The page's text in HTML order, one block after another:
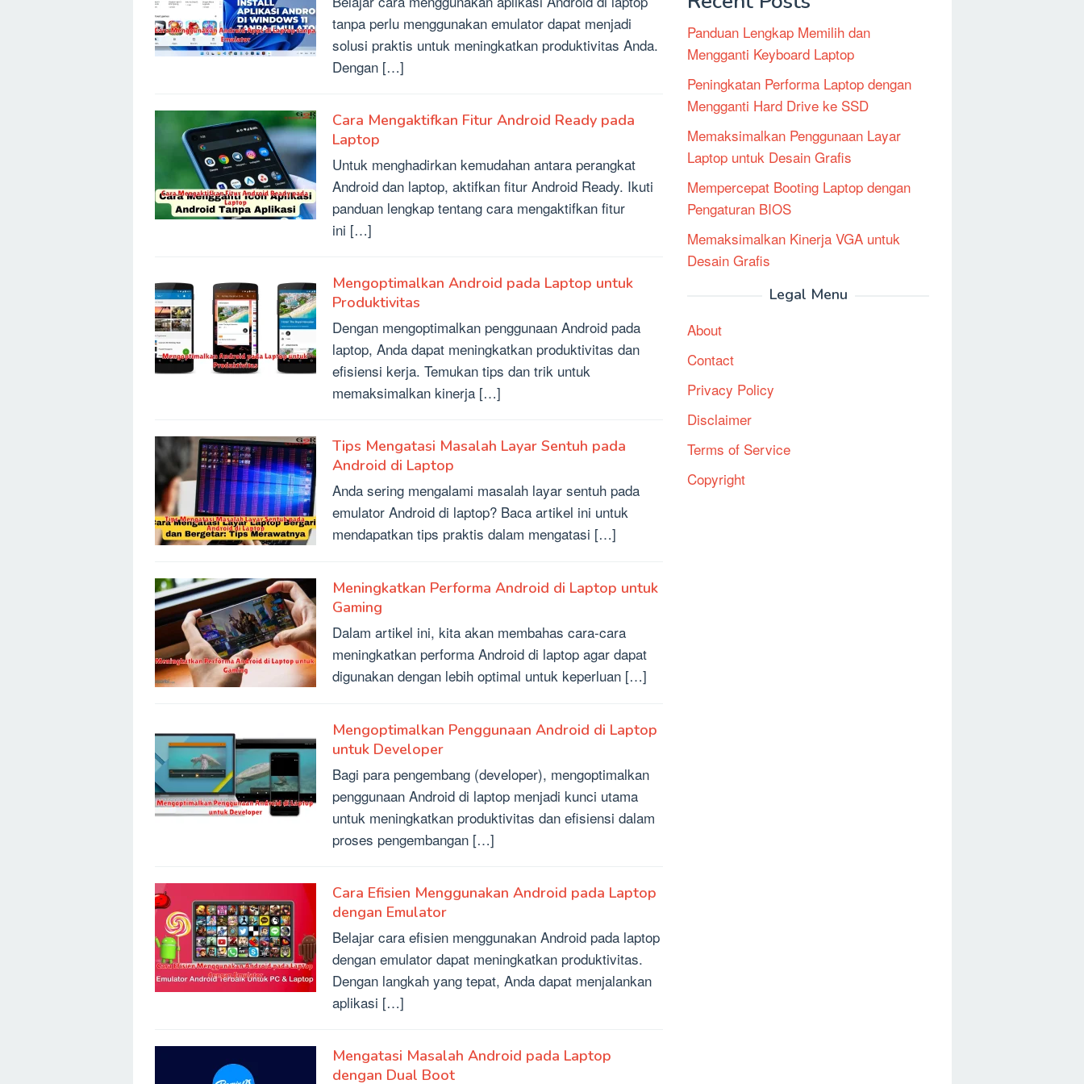
tanpa perlu menggunakan emulator dapat menjadi
solusi praktis untuk meningkatkan produktivitas Anda.
Dengan […]
Cara Mengaktifkan Fitur Android Ready pada
Laptop
Untuk menghadirkan kemudahan antara perangkat
Android dan laptop, aktifkan fitur Android Ready. Ikuti
panduan lengkap tentang cara mengaktifkan fitur
ini […]
Mengoptimalkan Android pada Laptop untuk
Produktivitas
Dengan mengoptimalkan penggunaan Android pada
laptop, Anda dapat meningkatkan produktivitas dan
efisiensi kerja. Temukan tips dan trik untuk
memaksimalkan kinerja […]
Tips Mengatasi Masalah Layar Sentuh pada
Android di Laptop
Anda sering mengalami masalah layar sentuh pada
emulator Android di laptop? Baca artikel ini untuk
mendapatkan tips praktis dalam mengatasi […]
Meningkatkan Performa Android di Laptop untuk
Gaming
Dalam artikel ini, kita akan membahas cara-cara
meningkatkan performa Android di laptop agar dapat
digunakan dengan lebih optimal untuk keperluan […]
Mengoptimalkan Penggunaan Android di Laptop
untuk Developer
Bagi para pengembang (developer), mengoptimalkan
penggunaan Android di laptop menjadi kunci utama
untuk meningkatkan produktivitas dan efisiensi dalam
proses pengembangan […]
Cara Efisien Menggunakan Android pada Laptop
dengan Emulator
Belajar cara efisien menggunakan Android pada laptop
dengan emulator dapat meningkatkan produktivitas.
Dengan langkah yang tepat, Anda dapat menjalankan
aplikasi […]
Mengatasi Masalah Android pada Laptop
dengan Dual Boot
Panduan Lengkap Memilih dan
Mengganti Keyboard Laptop
Peningkatan Performa Laptop dengan
Mengganti Hard Drive ke SSD
Memaksimalkan Penggunaan Layar
Laptop untuk Desain Grafis
Mempercepat Booting Laptop dengan
Pengaturan BIOS
Memaksimalkan Kinerja VGA untuk
Desain Grafis
Legal Menu
About
Contact
Privacy Policy
Disclaimer
Terms of Service
Copyright